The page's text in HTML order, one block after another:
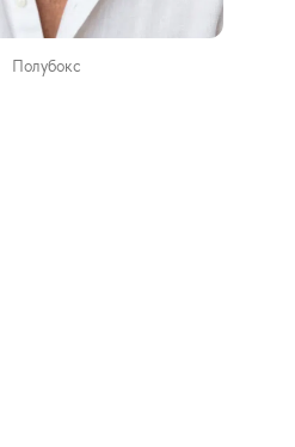
Полубокс